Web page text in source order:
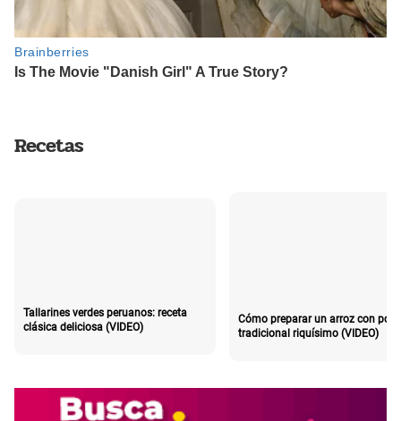
Recetas
Tallarines verdes peruanos: receta
clásica deliciosa (VIDEO)
Cómo preparar un arroz con pollo
tradicional riquísimo (VIDEO)